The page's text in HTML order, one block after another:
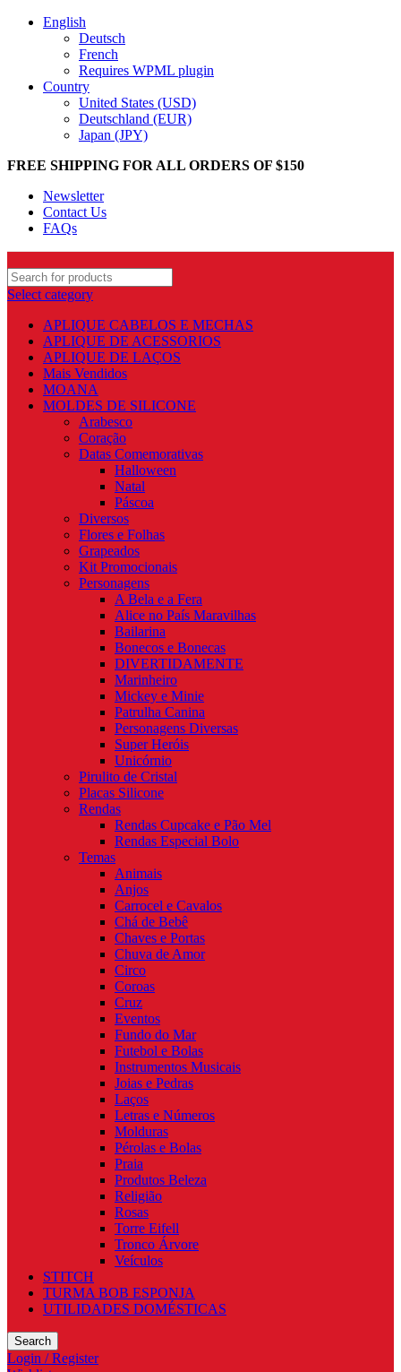
English
Deutsch
French
Requires WPML plugin
Country
United States (USD)
Deutschland (EUR)
Japan (JPY)
FREE SHIPPING FOR ALL ORDERS OF $150
Newsletter
Contact Us
FAQs
Select category
APLIQUE CABELOS E MECHAS
APLIQUE DE ACESSORIOS
APLIQUE DE LAÇOS
Mais Vendidos
MOANA
MOLDES DE SILICONE
Arabesco
Coração
Datas Comemorativas
Halloween
Natal
Páscoa
Diversos
Flores e Folhas
Grapeados
Kit Promocionais
Personagens
A Bela e a Fera
Alice no País Maravilhas
Bailarina
Bonecos e Bonecas
DIVERTIDAMENTE
Marinheiro
Mickey e Minie
Patrulha Canina
Personagens Diversas
Super Heróis
Unicórnio
Pirulito de Cristal
Placas Silicone
Rendas
Rendas Cupcake e Pão Mel
Rendas Especial Bolo
Temas
Animais
Anjos
Carrocel e Cavalos
Chá de Bebê
Chaves e Portas
Chuva de Amor
Circo
Coroas
Cruz
Eventos
Fundo do Mar
Futebol e Bolas
Instrumentos Musicais
Joias e Pedras
Laços
Letras e Números
Molduras
Pérolas e Bolas
Praia
Produtos Beleza
Religião
Rosas
Torre Eifell
Tronco Árvore
Veículos
STITCH
TURMA BOB ESPONJA
UTILIDADES DOMÉSTICAS
Search
Login / Register